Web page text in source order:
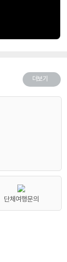
더보기
단체여행문의